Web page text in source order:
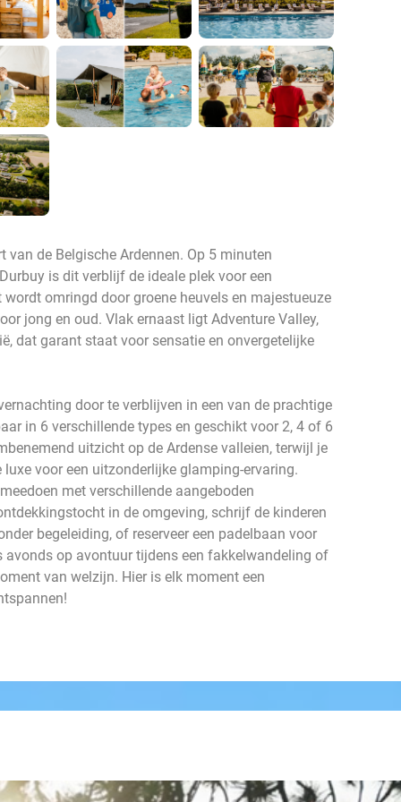
van de Belgische Ardennen. Op 5 minuten
is dit verblijf de ideale plek voor een
omringd door groene heuvels en majestueuze
jong en oud. Vlak ernaast ligt Adventure Valley,
dat garant staat voor sensatie en onvergetelijke
door te verblijven in een van de prachtige
in 6 verschillende types en geschikt voor 2, 4 of 6
uitzicht op de Ardense valleien, terwijl je
voor een uitzonderlijke glamping-ervaring.
met verschillende aangeboden
in de omgeving, schrijf de kinderen
begeleiding, of reserveer een padelbaan voor
avonds op avontuur tijdens een fakkelwandeling of
van welzijn. Hier is elk moment een